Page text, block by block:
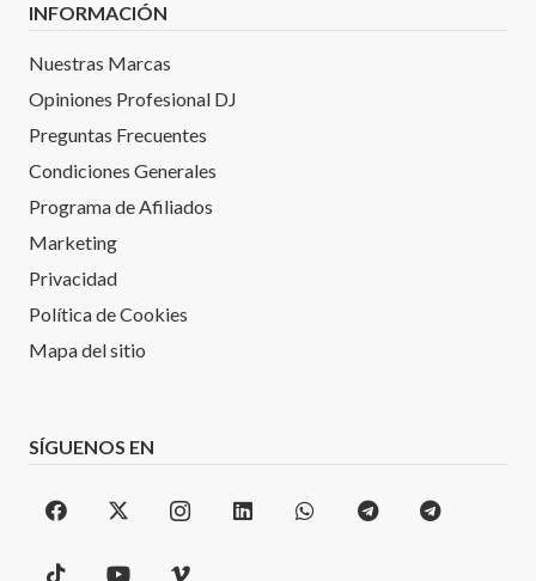
INFORMACIÓN
Nuestras Marcas
Opiniones Profesional DJ
Preguntas Frecuentes
Condiciones Generales
Programa de Afiliados
Marketing
Privacidad
Política de Cookies
Mapa del sitio
SÍGUENOS EN